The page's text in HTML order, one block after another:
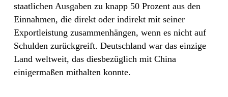
staatlichen Ausgaben zu knapp 50 Prozent aus den
Einnahmen, die direkt oder indirekt mit seiner
Exportleistung zusammenhängen, wenn es nicht auf
Schulden zurückgreift. Deutschland war das einzige
Land weltweit, das diesbezüglich mit China
einigermaßen mithalten konnte.